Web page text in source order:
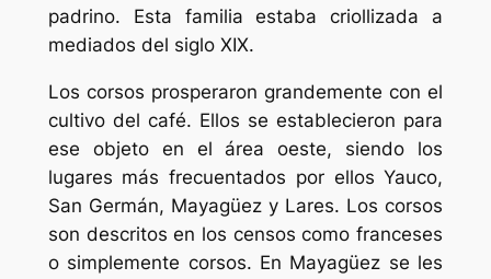
padrino. Esta familia estaba criollizada a
mediados del siglo XIX.
Los corsos prosperaron grandemente con el
cultivo del café. Ellos se establecieron para
ese objeto en el área oeste, siendo los
lugares más frecuentados por ellos Yauco,
San Germán, Mayagüez y Lares. Los corsos
son descritos en los censos como franceses
o simplemente corsos. En Mayagüez se les